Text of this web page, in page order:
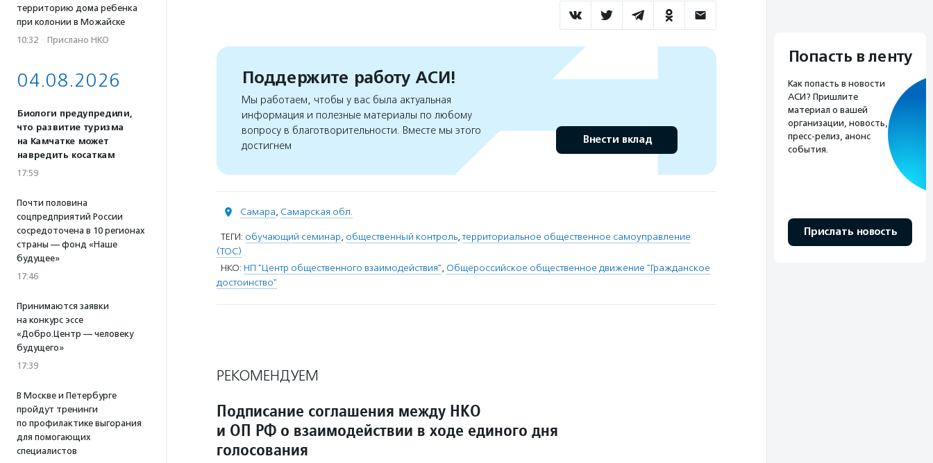
территорию дома ребенка
при колонии в Можайске
10:32 · Прислано НКО
04.08.2026
Биологи предупредили,
что развитие туризма
на Камчатке может
навредить косаткам
17:59
Почти половина
соцпредприятий России
сосредоточена в 10 регионах
страны — фонд «Наше
будущее»
17:46
Принимаются заявки
на конкурс эссе
«Добро.Центр — человеку
будущего»
17:39
В Москве и Петербурге
пройдут тренинги
по профилактике выгорания
для помогающих
специалистов
Поддержите работу АСИ!
Мы работаем, чтобы у вас была актуальная
информация и полезные материалы по любому
вопросу в благотворительности. Вместе мы этого
достигнем
Внести вклад
Самара, Самарская обл.
ТЕГИ: обучающий семинар, общественный контроль,территориальное общественное самоуправление
(ТОС)
НКО: НП "Центр общественного взаимодействия", Общероссийское общественное движение "Гражданское
достоинство"
РЕКОМЕНДУЕМ
Подписание соглашения между НКО
и ОП РФ о взаимодействии в ходе единого дня
голосования
Попасть в ленту
Как попасть в новости
АСИ? Пришлите
материал о вашей
организации, новость,
пресс-релиз, анонс
события.
Прислать новость